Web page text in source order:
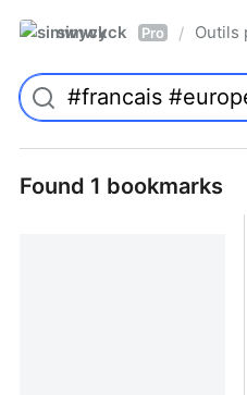
simwyck Pro / Outils
Found 1 bookmarks